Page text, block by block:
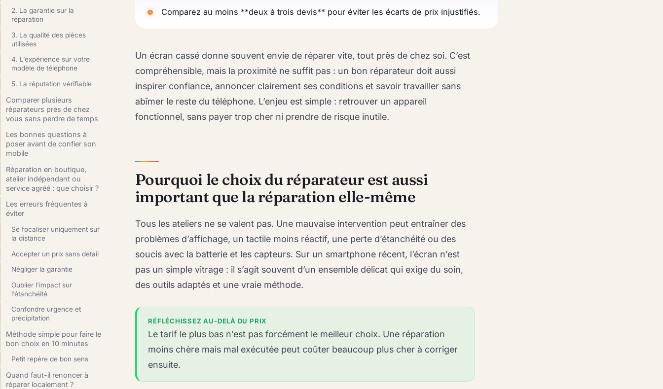
2. La garantie sur la
réparation
3. La qualité des pièces
utilisées
4. L’expérience sur votre
modèle de téléphone
5. La réputation vérifiable
Comparer plusieurs
réparateurs près de chez
vous sans perdre de temps
Les bonnes questions à
poser avant de confier son
mobile
Réparation en boutique,
atelier indépendant ou
service agréé : que choisir ?
Les erreurs fréquentes à
éviter
Se focaliser uniquement sur
la distance
Accepter un prix sans détail
Négliger la garantie
Oublier l’impact sur
l’étanchéité
Confondre urgence et
précipitation
Méthode simple pour faire le
bon choix en 10 minutes
Petit repère de bon sens
Quand faut-il renoncer à
réparer localement ?
Comparez au moins **deux à trois devis** pour éviter les écarts de prix injustifiés.
Un écran cassé donne souvent envie de réparer vite, tout près de chez soi. C’est
compréhensible, mais la proximité ne suffit pas : un bon réparateur doit aussi
inspirer confiance, annoncer clairement ses conditions et savoir travailler sans
abîmer le reste du téléphone. L’enjeu est simple : retrouver un appareil
fonctionnel, sans payer trop cher ni prendre de risque inutile.
Pourquoi le choix du réparateur est aussi
important que la réparation elle-même
Tous les ateliers ne se valent pas. Une mauvaise intervention peut entraîner des
problèmes d’affichage, un tactile moins réactif, une perte d’étanchéité ou des
soucis avec la batterie et les capteurs. Sur un smartphone récent, l’écran n’est
pas un simple vitrage : il s’agit souvent d’un ensemble délicat qui exige du soin,
des outils adaptés et une vraie méthode.
RÉFLÉCHISSEZ AU-DELÀ DU PRIX
Le tarif le plus bas n’est pas forcément le meilleur choix. Une réparation
moins chère mais mal exécutée peut coûter beaucoup plus cher à corriger
ensuite.